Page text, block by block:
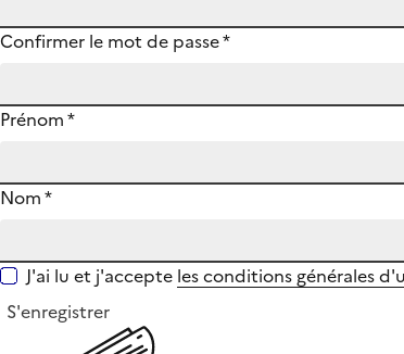
Confirmer le mot de passe*
Prénom*
Nom*
J'ai lu et j'accepte les conditions générales
S'enregistrer